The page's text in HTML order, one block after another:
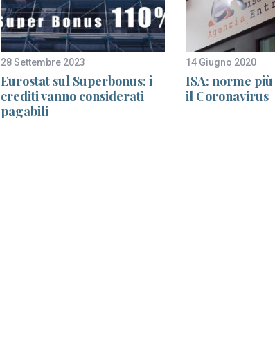
28 Settembre 2023
Eurostat sul Superbonus: i
crediti vanno considerati
pagabili
14 Giugno 2020
ISA: norme
il Coronavirus